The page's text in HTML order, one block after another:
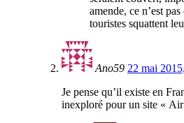
amende, ce n’est
touristes squattent
Ano59 22 mai
Je pense qu’il existe en
inexploré pour un site «